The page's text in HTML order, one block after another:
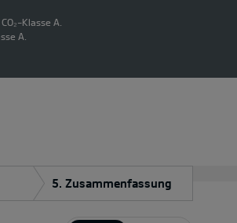
Klasse A.
A.
5. Zusammenfassung